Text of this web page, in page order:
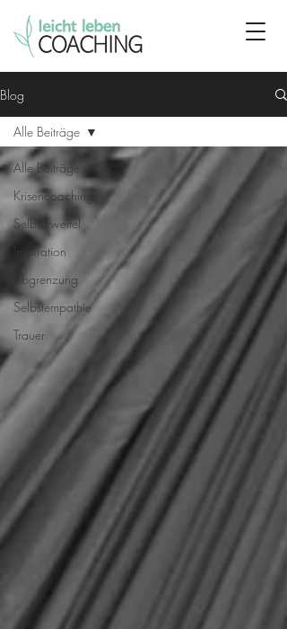
Blog
Alle Beiträge
Krisencoaching
Selbstzweifel
Inspiration
Abgrenzung
Selbstempathie
Trauer
Alle Beiträge